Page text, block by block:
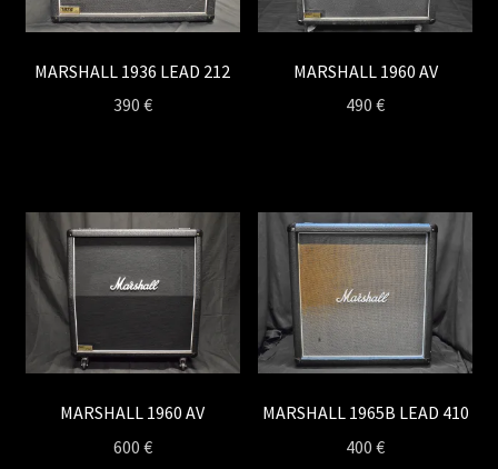
MARSHALL 1936 LEAD 212
390 €
MARSHALL 1960 AV
490€
MARSHALL 1960 AV
600 €
MARSHALL 1965B LEAD 410
400€